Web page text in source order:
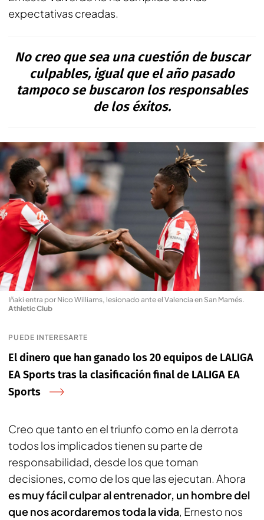
expectativas creadas.
No creo que sea una cuestión de buscar
culpables, igual que el año pasado
tampoco se buscaron los responsables
de los éxitos.
Iñaki entra por Nico Williams, lesionado ante el Valencia en San Mamés.
Athletic Club
PUEDE INTERESARTE
El dinero que han ganado los 20 equipos de LALIGA
EA Sports tras la clasificación final de LALIGA EA
Sports
Creo que tanto en el triunfo como en la derrota
todos los implicados tienen su parte de
responsabilidad, desde los que toman
decisiones, como de los que las ejecutan. Ahora
es muy fácil culpar al entrenador, un hombre del
que nos acordaremos toda la vida, Ernesto nos